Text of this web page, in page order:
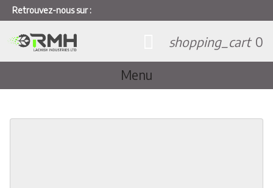
Retrouvez-nous sur :
Menu
shopping_cart 0